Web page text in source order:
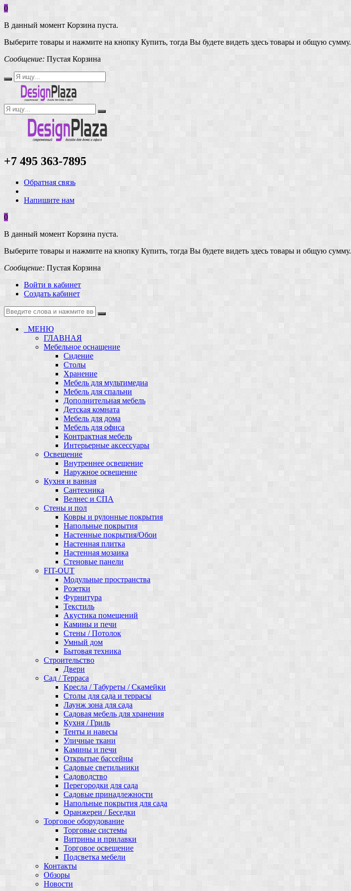
0
В данный момент Корзина пуста.
Выберите товары и нажмите на кнопку Купить, тогда Вы будете видеть здесь товары и общую сумму.
Сообщение: Пустая Корзина
+7 495 363-7895
Обратная связь
Напишите нам
0
В данный момент Корзина пуста.
Выберите товары и нажмите на кнопку Купить, тогда Вы будете видеть здесь товары и общую сумму.
Сообщение: Пустая Корзина
Войти в кабинет
Создать кабинет
МЕНЮ
ГЛАВНАЯ
Мебельное оснащение
Сидение
Столы
Хранение
Мебель для мультимедиа
Мебель для спальни
Дополнительная мебель
Детская комната
Мебель для дома
Мебель для офиса
Контрактная мебель
Интерьерные аксессуары
Освещение
Внутреннее освещение
Наружное освещение
Кухня и ванная
Сантехника
Велнес и СПА
Стены и пол
Ковры и рулонные покрытия
Напольные покрытия
Настенные покрытия/Обои
Настенная плитка
Настенная мозаика
Стеновые панели
FIT-OUT
Модульные пространства
Розетки
Фурнитура
Текстиль
Акустика помещений
Камины и печи
Стены / Потолок
Умный дом
Бытовая техника
Строительство
Двери
Сад / Терраса
Кресла / Табуреты / Скамейки
Столы для сада и террасы
Лаунж зона для сада
Садовая мебель для хранения
Кухня / Гриль
Тенты и навесы
Уличные ткани
Камины и печи
Открытые бассейны
Садовые светильники
Садоводство
Перегородки для сада
Садовые принадлежности
Напольные покрытия для сада
Оранжереи / Беседки
Торговое оборудование
Торговые системы
Витрины и прилавки
Торговое освещение
Подсветка мебели
Контакты
Обзоры
Новости